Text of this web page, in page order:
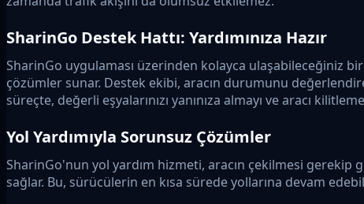
SharinGo Destek Hattı: Yardımınıza Hazır
SharinGo uygulaması üzerinden kolayca ulaşabileceğiniz
çözümler sunar. Destek ekibi, aracın durumunu
süreçte, değerli eşyalarınızı yanınıza almayı ve aracı
Yol Yardımıyla Sorunsuz Çözümler
SharinGo'nun yol yardım hizmeti, aracın çekilmesi gerekip
sağlar. Bu, sürücülerin en kısa sürede yollarına devam